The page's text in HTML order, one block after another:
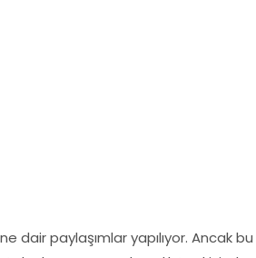
dair paylaşımlar yapılıyor. Ancak bu